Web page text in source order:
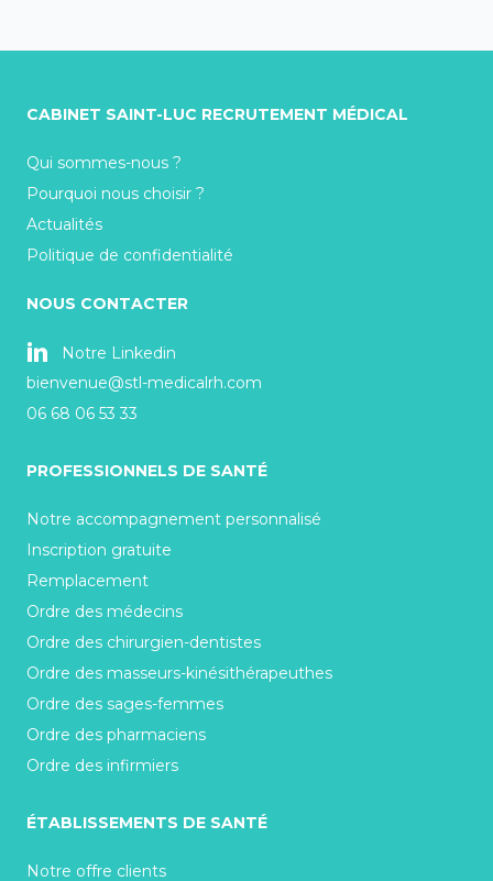
CABINET SAINT-LUC RECRUTEMENT MÉDICAL
Qui sommes-nous ?
Pourquoi nous choisir ?
Actualités
Politique de confidentialité
NOUS CONTACTER
Notre Linkedin
bienvenue@stl-medicalrh.com
06 68 06 53 33
PROFESSIONNELS DE SANTÉ
Notre accompagnement personnalisé
Inscription gratuite
Remplacement
Ordre des médecins
Ordre des chirurgien-dentistes
Ordre des masseurs-kinésithérapeuthes
Ordre des sages-femmes
Ordre des pharmaciens
Ordre des infirmiers
ÉTABLISSEMENTS DE SANTÉ
Notre offre clients